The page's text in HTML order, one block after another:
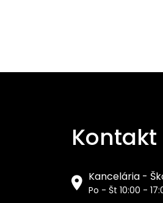
Kontakt
Kancelária -
Po - Št 10:00 -